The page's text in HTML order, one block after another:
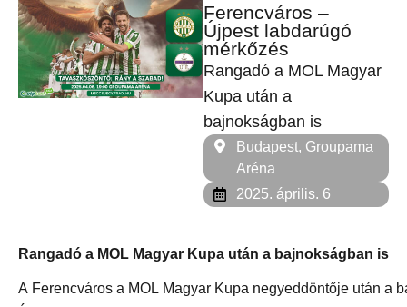
Ferencváros –
Újpest labdarúgó
mérkőzés
Rangadó a MOL Magyar
Kupa után a
bajnokságban is
Budapest, Groupama
Aréna
2025. április. 6
Rangadó a MOL Magyar Kupa után a bajnokságban is
A Ferencváros a MOL Magyar Kupa negyeddöntője után a